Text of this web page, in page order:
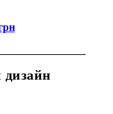
дизайн